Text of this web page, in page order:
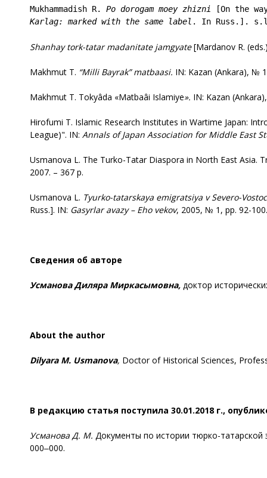
Mukhammadish R. Po dorogam moey zhizni [On the
Karlag: marked with the same label . In Russ.].
Shanhaytork-tatar madanitate jamgyate[Mardanov R.
Makhmut T. “Milli Bayrak”matbaasi. IN: Kazan (Ankara), №
Makhmut T. Tokyâda «Matbaâi Islamiye». IN: Kazan
Hirofumi T. Islamic Research Institutes in Wartime Japan:
League)". IN: Annals of Japan Association for Middle East
Usmanova L. The Turko-Tatar Diaspora in North East Asia.
2007. – 367 p.
Usmanova L. Tyurko-tatarskaya emigratsiya v Severo-
Russ.]. IN: Gasyrlar avazy – Eho vekov, 2005, № 1, рр. 92-100.
Сведения об авторе
Усманова Диляра Миркасымовна, доктор
About the author
Dilyara M. Usmanova, Doctor of Historical Sciences,
В редакцию статья поступила 30.01.2018 г.,
Усманова Д. М. Документы по истории тюрко-татарской
000‒000.